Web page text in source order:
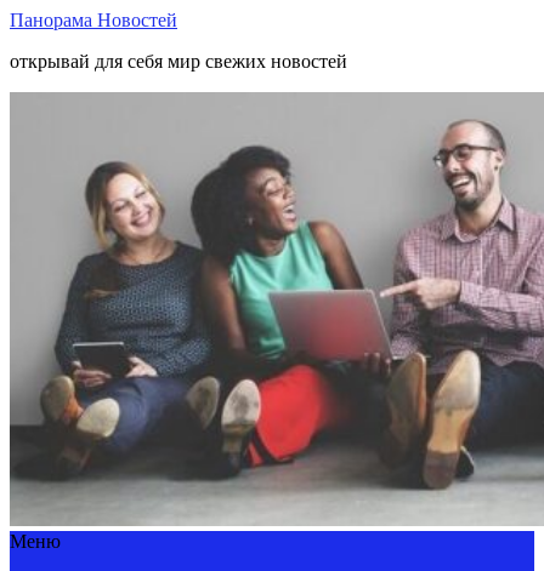
Панорама Новостей
открывай для себя мир свежих новостей
Меню